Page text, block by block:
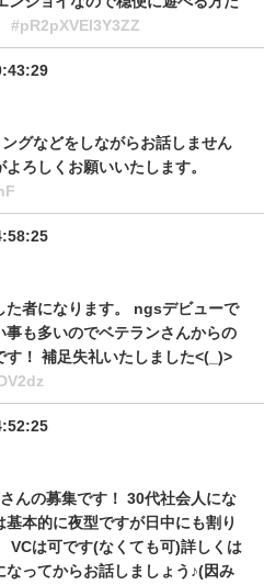
#pR2pXVEl3Y3ZZ
グなどをしながらお話しません
ろしくお願いいたします。
た者になります。 ngsデビューで
事も多いのでベテランさんからの
す！ 補足失礼いたしました<(_)>
んの募集です！ 30代社会人にな
基本的に夜型ですが日中にも割り
VCは可です(なくても可)詳しくは
なってからお話しましょう♪(因み